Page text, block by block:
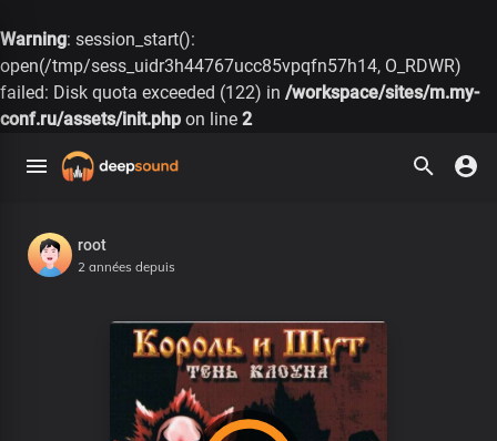
Warning: session_start():
open(/tmp/sess_uidr3h44767ucc85vpqfn57h14, O_RDWR)
failed: Disk quota exceeded (122) in /workspace/sites/m.my-
conf.ru/assets/init.php on line 2
root
2 années depuis